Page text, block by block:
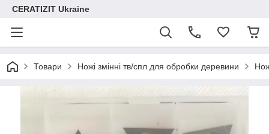
CERATIZIT Ukraine
Товари Ножі змінні тв/спл для обробки деревини